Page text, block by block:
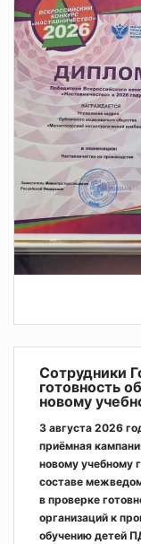
Сотрудники
готовность
новому
3 августа 2026
приёмная
новому учебному
составе
в проверке
организаций к
обучению детей